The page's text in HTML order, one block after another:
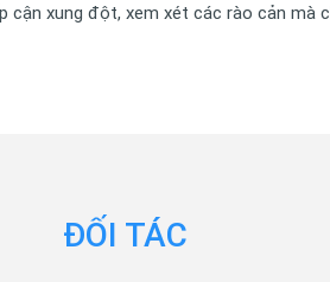
xung đột, xem xét các rào cản
ĐỐI TÁC